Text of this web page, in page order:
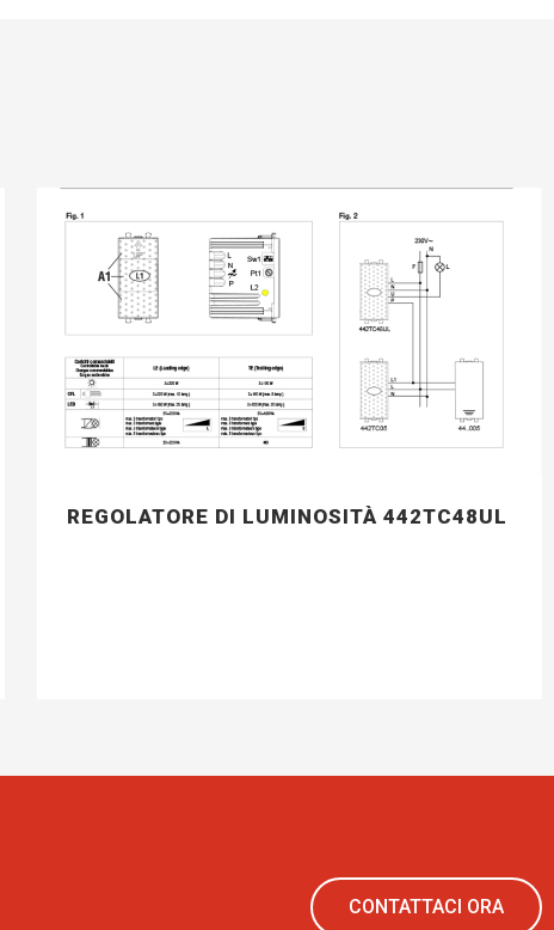
REGOLATORE DI LUMINOSITÀ 442TC48UL
CONTATTACI ORA